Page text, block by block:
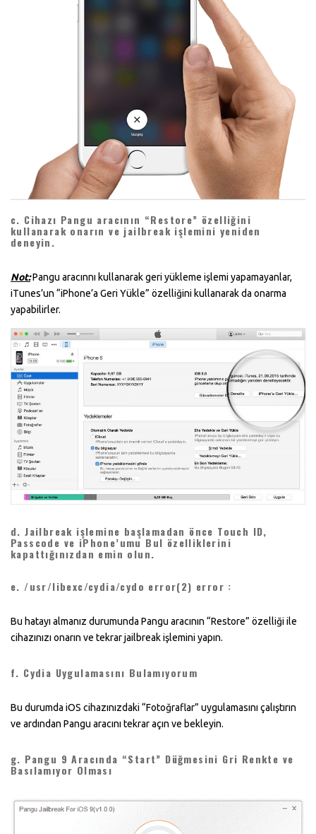
c. Cihazı Pangu aracının “Restore” özelliğini
kullanarak onarın ve jailbreak işlemini yeniden
deneyin.
Not:Pangu aracınnı kullanarak geri yükleme işlemi yapamayanlar,
iTunes’un “iPhone’a Geri Yükle” özelliğini kullanarak da onarma
yapabilirler.
d. Jailbreak işlemine başlamadan önce Touch ID,
Passcode ve iPhone’umu Bul özelliklerini
kapattığınızdan emin olun.
e. /usr/libexc/cydia/cydo error(2) error :
Bu hatayı almanız durumunda Pangu aracının “Restore” özelliği ile
cihazınızı onarın ve tekrar jailbreak işlemini yapın.
f. Cydia Uygulamasını Bulamıyorum
Bu durumda iOS cihazınızdaki “Fotoğraflar” uygulamasını çalıştırın
ve ardından Pangu aracını tekrar açın ve bekleyin.
g. Pangu 9 Aracında “Start” Düğmesini Gri Renkte ve
Basılamıyor Olması